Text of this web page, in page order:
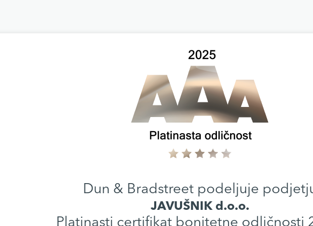
Dun & Bradstreet podeljuje
JAVUŠNIK d.o.o.
Platinasti certifikat bonitetne odličnosti